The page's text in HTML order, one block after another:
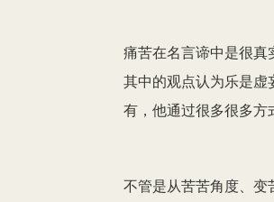
痛苦在名言谛中是很真
其中的观点认为乐是
有，他通过很多很多
不管是从苦苦角度、